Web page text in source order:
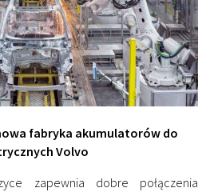
fabryka akumulatorów do
Volvo
zapewnia dobre połączenia